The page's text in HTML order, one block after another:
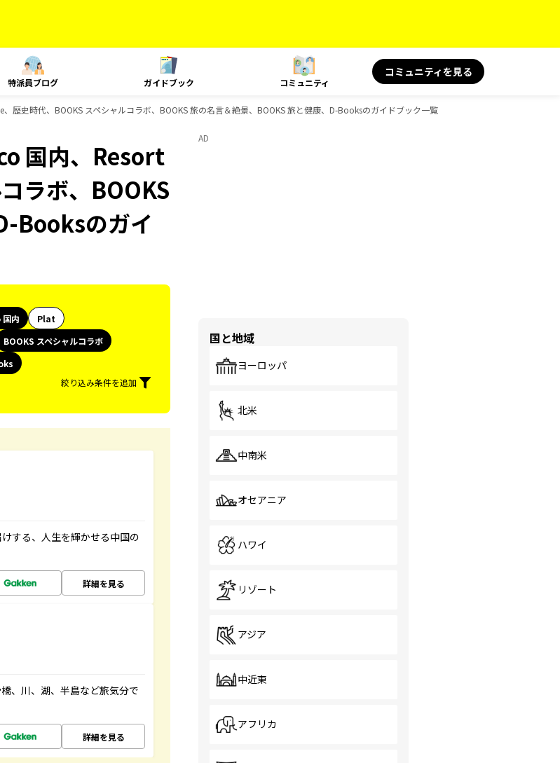
特派員ブログ ガイドブック コミュニティ
コミュニティを見る
歴史時代、BOOKS スペシャルコラボ、BOOKS 旅の名言＆絶景、BOOKS 旅と健康、D-Booksのガイドブック一覧
国内、Resort
ラボ、BOOKS
Booksのガイ
内
Plat
BOOKS スペシャルコラボ
絞り込み条件を追加
する、人生を輝かせる中国の
詳細を見る
、川、湖、半島など旅気分で
詳細を見る
AD
国と地域
ヨーロッパ
北米
中南米
オセアニア
ハワイ
リゾート
アジア
中近東
アフリカ